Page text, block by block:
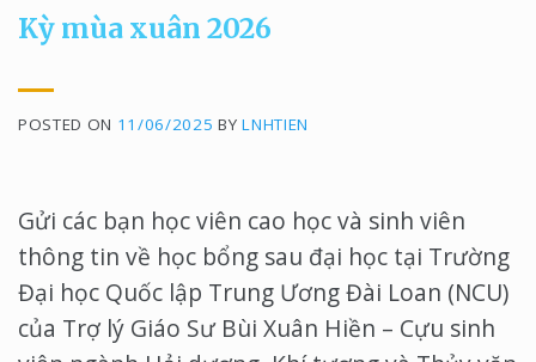
Kỳ mùa xuân 2026
POSTED ON 11/06/2025 BYLNHTIEN
Gửi các bạn học viên cao học và sinh viên
thông tin về học bổng sau đại học tại Trường
Đại học Quốc lập Trung Ương Đài Loan (NCU)
của Trợ lý Giáo Sư Bùi Xuân Hiền – Cựu sinh